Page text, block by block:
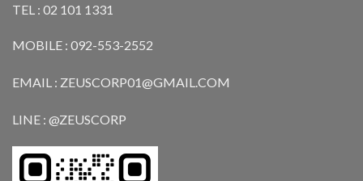
TEL : 02 101 1331
MOBILE : 092-553-2552
EMAIL : ZEUSCORP01@GMAIL.COM
LINE : @ZEUSCORP